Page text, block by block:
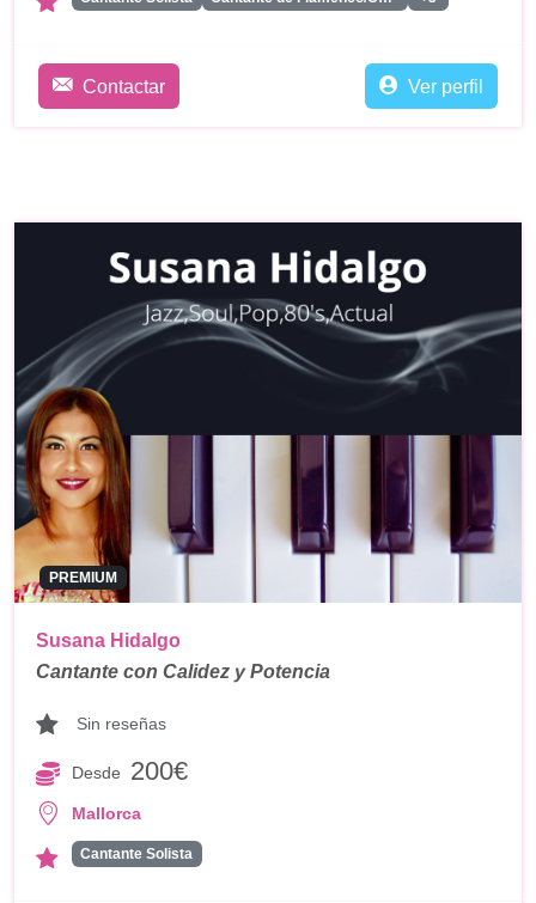
Contactar Ver perfil
PREMIUM
Susana Hidalgo
Cantante con Calidez y Potencia
Sin reseñas
Desde 200€
Mallorca
Cantante Solista